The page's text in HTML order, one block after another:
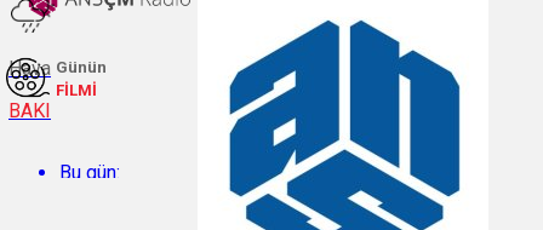
Hava
BAKI
Bu gün:
Günün
FİLMİ